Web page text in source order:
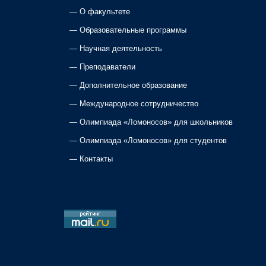
n
a
v
i
g
a
i
— О факультете
— Образовательные программы
— Научная деятельность
— Преподаватели
— Дополнительное образование
— Международное сотрудничество
— Олимпиада «Ломоносов» для школьников
— Олимпиада «Ломоносов» для студентов
— Контакты